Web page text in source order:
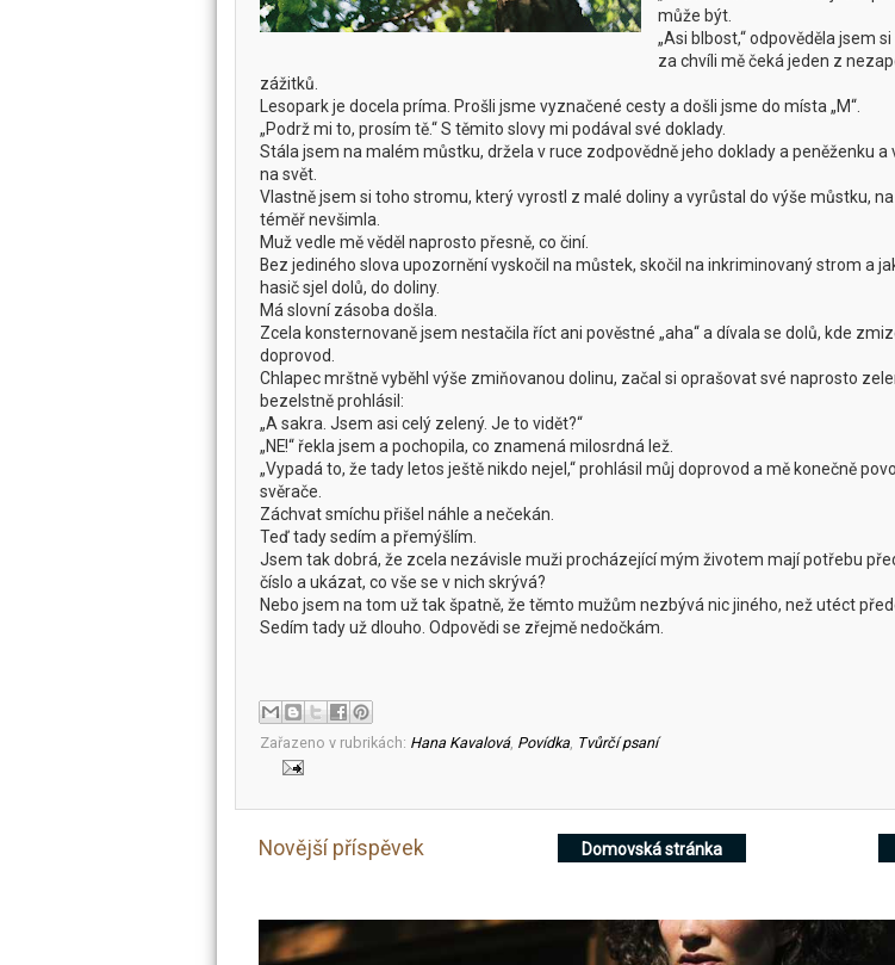
může být.
„Asi blbost,“ odpověděla jsem
za chvíli mě čeká jeden z
zážitků.
Lesopark je docela príma. Prošli jsme vyznačené cesty a došli jsme do místa „M“.
„Podrž mi to, prosím tě.“ S těmito slovy mi podával své doklady.
Stála jsem na malém můstku, držela v ruce zodpovědně jeho doklady a peněženku a
na svět.
Vlastně jsem si toho stromu, který vyrostl z malé doliny a vyrůstal do výše můstku,
téměř nevšimla.
Muž vedle mě věděl naprosto přesně, co činí.
Bez jediného slova upozornění vyskočil na můstek, skočil na inkriminovaný strom a
hasič sjel dolů, do doliny.
Má slovní zásoba došla.
Zcela konsternovaně jsem nestačila říct ani pověstné „aha“ a dívala se dolů, kde
doprovod.
Chlapec mrštně vyběhl výše zmiňovanou dolinu, začal si oprašovat své naprosto
bezelstně prohlásil:
„A sakra. Jsem asi celý zelený. Je to vidět?“
„NE!“ řekla jsem a pochopila, co znamená milosrdná lež.
„Vypadá to, že tady letos ještě nikdo nejel,“ prohlásil můj doprovod a mě konečně
svěrače.
Záchvat smíchu přišel náhle a nečekán.
Teď tady sedím a přemýšlím.
Jsem tak dobrá, že zcela nezávisle muži procházející mým životem mají potřebu
číslo a ukázat, co vše se v nich skrývá?
Nebo jsem na tom už tak špatně, že těmto mužům nezbývá nic jiného, než utéct
Sedím tady už dlouho. Odpovědi se zřejmě nedočkám.
Zařazeno v rubrikách: Hana Kavalová, Povídka, Tvůrčí psaní
Novější příspěvek Domovská stránka